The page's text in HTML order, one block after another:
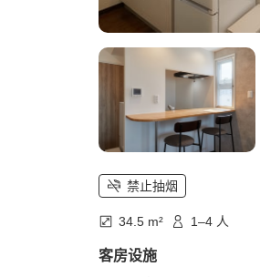
禁止抽烟
34.5 m² 1–4 人
客房设施